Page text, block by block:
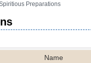
Preparations
Name